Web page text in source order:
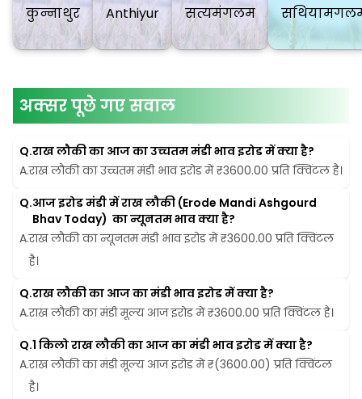
कुन्नाथुर Anthiyur सत्यमंगलम
अक्सर पूछे गए सवाल
Q.राख लौकी का आज का उच्चतम मंडी भाव इरोड में क्या है?
A.राख लौकी का उच्चतम मंडी भाव इरोड में ₹3600.00 प्रति क्विंटल है।
Q.आज इरोड मंडी में राख लौकी (Erode Mandi Ashgourd
Bhav Today)  का न्यूनतम भाव क्या है?
A.राख लौकी का न्यूनतम मंडी भाव इरोड में ₹3600.00 प्रति क्विंटल
है।
Q.राख लौकी का आज का मंडी भाव इरोड में क्या है?
A.राख लौकी का मंडी मूल्य आज इरोड में ₹3600.00 प्रति क्विंटल है।
Q.1 किलो राख लौकी का आज का मंडी भाव इरोड में क्या है?
A.राख लौकी का मंडी मूल्य आज इरोड में ₹(3600.00) प्रति क्विंटल
है।